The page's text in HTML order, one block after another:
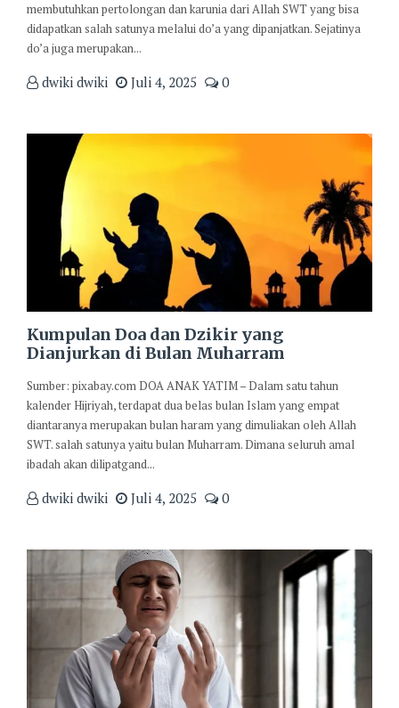
membutuhkan pertolongan dan karunia dari Allah SWT yang bisa
didapatkan salah satunya melalui do’a yang dipanjatkan. Sejatinya
do’a juga merupakan...
dwiki dwiki Juli 4, 2025 0
Kumpulan Doa dan Dzikir yang
Dianjurkan di Bulan Muharram
Sumber: pixabay.com DOA ANAK YATIM – Dalam satu tahun
kalender Hijriyah, terdapat dua belas bulan Islam yang empat
diantaranya merupakan bulan haram yang dimuliakan oleh Allah
SWT. salah satunya yaitu bulan Muharram. Dimana seluruh amal
ibadah akan dilipatgand...
dwiki dwiki Juli 4, 2025 0